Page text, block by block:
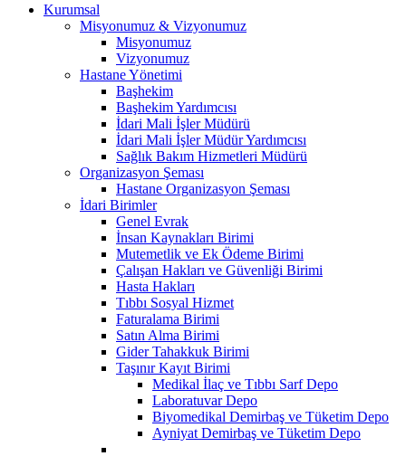
Kurumsal
Misyonumuz & Vizyonumuz
Misyonumuz
Vizyonumuz
Hastane Yönetimi
Başhekim
Başhekim Yardımcısı
İdari Mali İşler Müdürü
İdari Mali İşler Müdür Yardımcısı
Sağlık Bakım Hizmetleri Müdürü
Organizasyon Şeması
Hastane Organizasyon Şeması
İdari Birimler
Genel Evrak
İnsan Kaynakları Birimi
Mutemetlik ve Ek Ödeme Birimi
Çalışan Hakları ve Güvenliği Birimi
Hasta Hakları
Tıbbı Sosyal Hizmet
Faturalama Birimi
Satın Alma Birimi
Gider Tahakkuk Birimi
Taşınır Kayıt Birimi
Medikal İlaç ve Tıbbı Sarf Depo
Laboratuvar Depo
Biyomedikal Demirbaş ve Tüketim Depo
Ayniyat Demirbaş ve Tüketim Depo